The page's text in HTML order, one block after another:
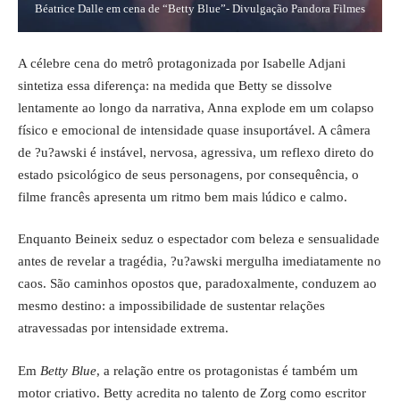
Béatrice Dalle em cena de “Betty Blue”- Divulgação Pandora Filmes
A célebre cena do metrô protagonizada por Isabelle Adjani
sintetiza essa diferença: na medida que Betty se dissolve
lentamente ao longo da narrativa, Anna explode em um colapso
físico e emocional de intensidade quase insuportável. A câmera
de ?u?awski é instável, nervosa, agressiva, um reflexo direto do
estado psicológico de seus personagens, por consequência, o
filme francês apresenta um ritmo bem mais lúdico e calmo.
Enquanto Beineix seduz o espectador com beleza e sensualidade
antes de revelar a tragédia, ?u?awski mergulha imediatamente no
caos. São caminhos opostos que, paradoxalmente, conduzem ao
mesmo destino: a impossibilidade de sustentar relações
atravessadas por intensidade extrema.
Em Betty Blue, a relação entre os protagonistas é também um
motor criativo. Betty acredita no talento de Zorg como escritor